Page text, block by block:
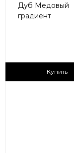
Дуб Медовый
градиент
Купить